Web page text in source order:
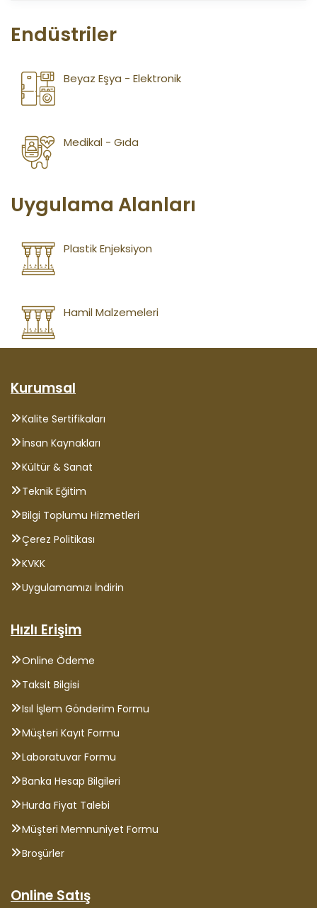
Endüstriler
Beyaz Eşya - Elektronik
Medikal - Gıda
Uygulama Alanları
Plastik Enjeksiyon
Hamil Malzemeleri
Kurumsal
Kalite Sertifikaları
İnsan Kaynakları
Kültür & Sanat
Teknik Eğitim
Bilgi Toplumu Hizmetleri
Çerez Politikası
KVKK
Uygulamamızı İndirin
Hızlı Erişim
Online Ödeme
Taksit Bilgisi
Isıl İşlem Gönderim Formu
Müşteri Kayıt Formu
Laboratuvar Formu
Banka Hesap Bilgileri
Hurda Fiyat Talebi
Müşteri Memnuniyet Formu
Broşürler
Online Satış